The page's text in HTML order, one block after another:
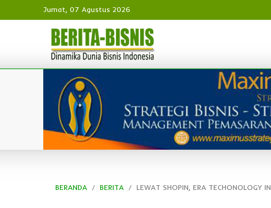
Jumat, 07 Agustus 2026
BERANDA BERITA LEWAT SHOPIN, ERA TECHONOLOGY